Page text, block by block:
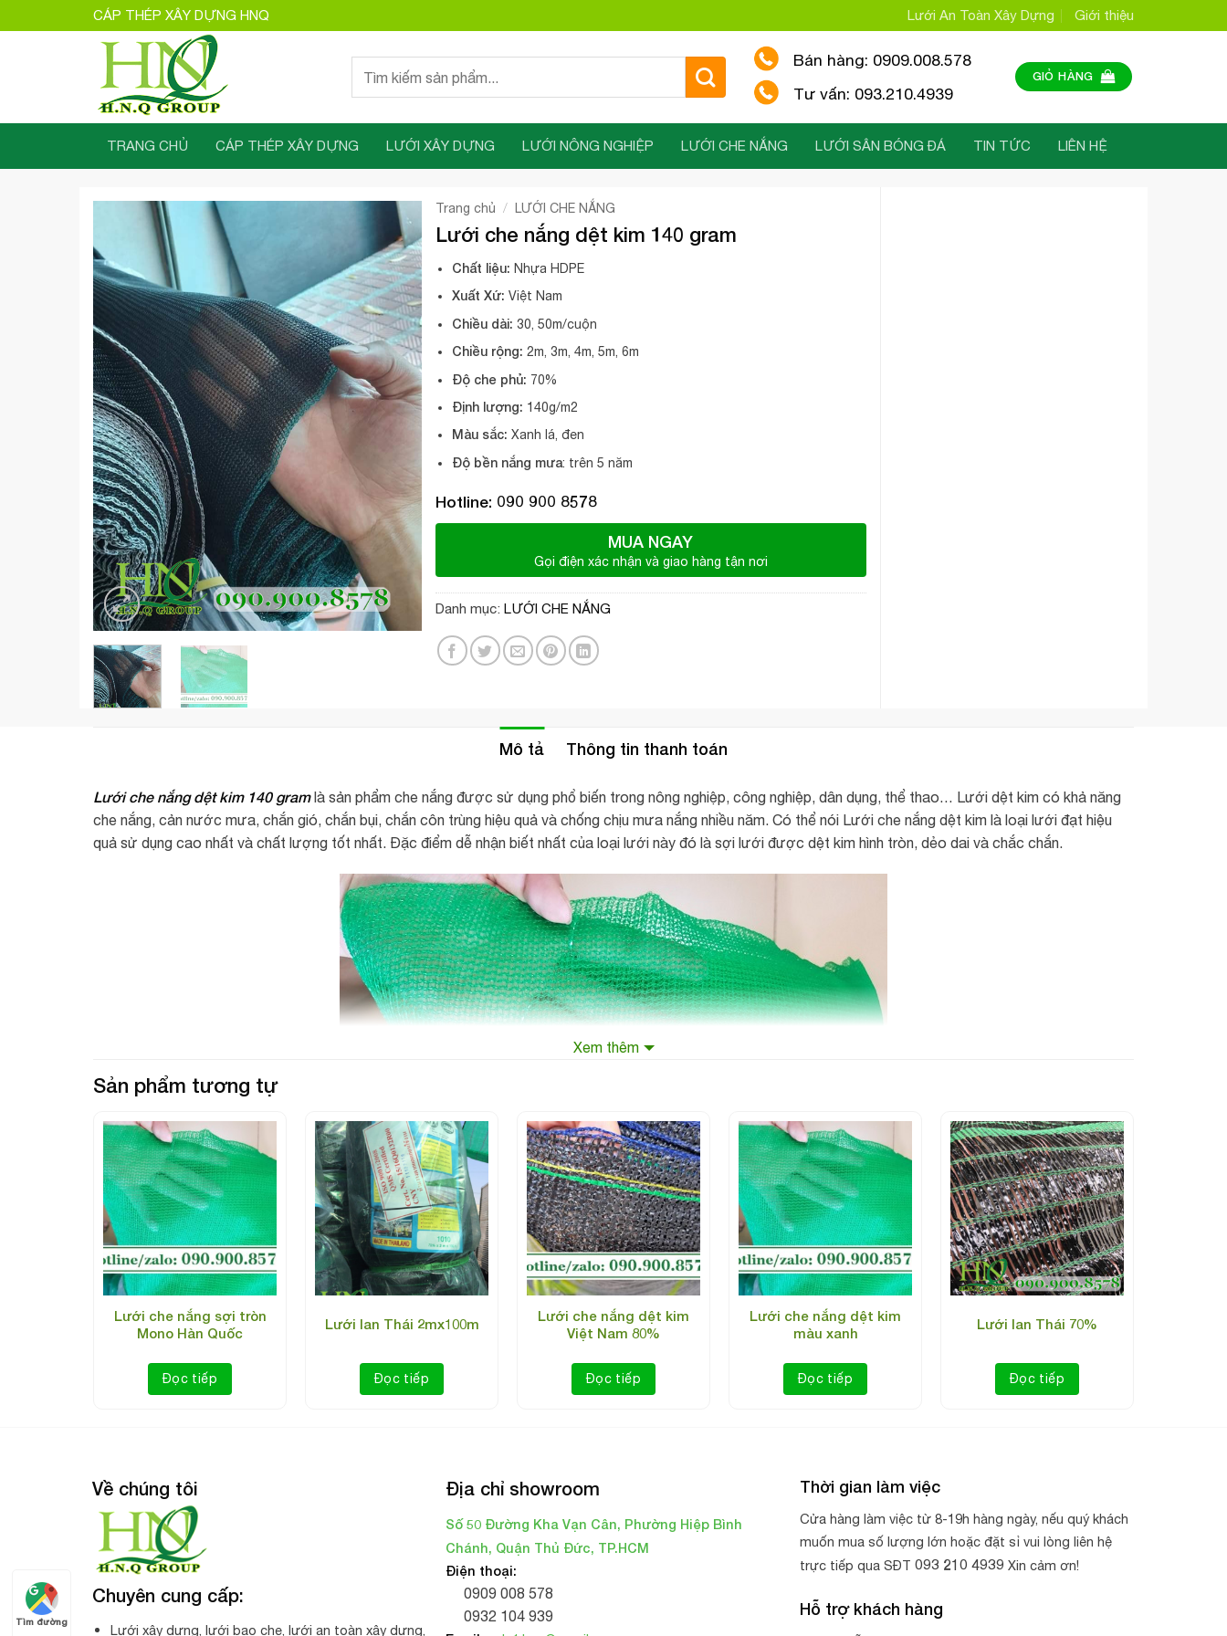
qua
CÁP THÉP XÂY DỰNG HNQ Lưới An Toàn Xây Dựng Giới thiệu
Tìm
Bán hàng: 0909.008.578
Tư vấn: 093.210.4939
GIỎ HÀNG
TRANG CHỦ CÁP THÉP XÂY DỰNG LƯỚI XÂY DỰNG LƯỚI NÔNG NGHIỆP LƯỚI CHE NẮNG LƯỚI SÂN BÓNG ĐÁ TIN TỨC LIÊN HỆ
Trang chủ / LƯỚI CHE NẮNG
Lưới che nắng dệt kim 140 gram
Chất liệu: Nhựa HDPE
Xuất Xứ: Việt Nam
Chiều dài: 30, 50m/cuộn
Chiều rộng: 2m, 3m, 4m, 5m, 6m
Độ che phủ: 70%
Định lượng: 140g/m2
Màu sắc: Xanh lá, đen
Độ bền nắng mưa: trên 5 năm
Hotline: 090 900 8578
MUA NGAY
Gọi điện xác nhận và giao hàng tận nơi
Danh mục: LƯỚI CHE NẮNG
Mô tả Thông tin thanh toán
Lưới che nắng dệt kim 140 gramlà sản phẩm che nắng được sử dụng phổ biến trong nông nghiệp, công nghiệp, dân dụng, thể thao… Lưới dệt kim có khả năng
che nắng, cản nước mưa, chắn gió, chắn bụi, chắn côn trùng hiệu quả và chống chịu mưa nắng nhiều năm. Có thể nói Lưới che nắng dệt kim là loại lưới đạt hiệu
quả sử dụng cao nhất và chất lượng tốt nhất. Đặc điểm dễ nhận biết nhất của loại lưới này đó là sợi lưới được dệt kim hình tròn, dẻo dai và chắc chắn.
Lưới che nắng dệt kim 140 gram
Thông số kỹ thuật của lưới che nắng dệt kim 140 gram
Chất liệu:Nhựa HDPE
Chiều rộng:2m, 3m, 4m, 5m, 6m
Độ che phủ:70%
Định lượng:140g/m2
Màu sắc:Xanh lá, đen
Độ bền nắng mưa: trên 5 năm
Xem thêm
Sản phẩm tương tự
Lưới che nắng sợi tròn
Mono Hàn Quốc
Đọc tiếp
Lưới lan Thái 2mx100m
Đọc tiếp
Lưới che nắng dệt kim
Việt Nam 80%
Đọc tiếp
Lưới che nắng dệt kim
màu xanh
Đọc tiếp
Lưới lan Thái 70%
Đọc tiếp
Về chúng tôi
Chuyên cung cấp:
Lưới xây dựng, lưới bao che, lưới an toàn xây dựng,
Địa chỉ showroom
Số 50 Đường Kha Vạn Cân, Phường Hiệp Bình
Chánh, Quận Thủ Đức, TP.HCM
Điện thoại:
0909 008 578
0932 104 939
Thời gian làm việc
Cửa hàng làm việc từ 8-19h hàng ngày, nếu quý khách
muốn mua số lượng lớn hoặc đặt sỉ vui lòng liên hệ
trực tiếp qua SĐT 093 210 4939 Xin cảm ơn!
Hỗ trợ khách hàng
Tìm đường